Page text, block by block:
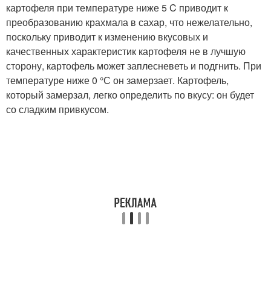
картофеля при температуре ниже 5 C приводит к
преобразованию крахмала в сахар, что нежелательно,
поскольку приводит к изменению вкусовых и
качественных характеристик картофеля не в лучшую
сторону, картофель может заплесневеть и подгнить. При
температуре ниже 0 °С он замерзает. Картофель,
который замерзал, легко определить по вкусу: он будет
со сладким привкусом.